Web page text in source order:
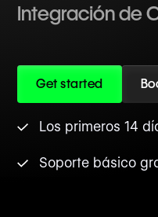
Integración de
Get started
Los primeros 14
Soporte básico